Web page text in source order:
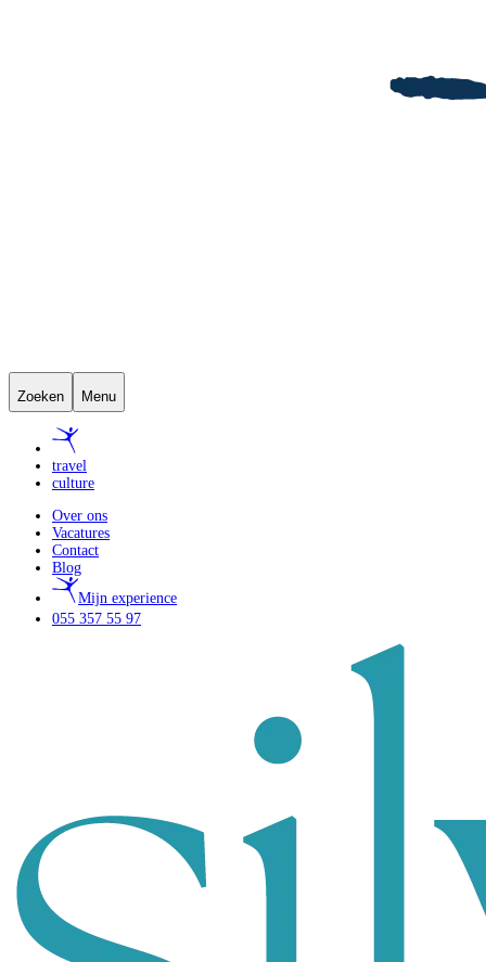
Zoeken Menu
travel
culture
Over ons
Vacatures
Contact
Blog
Mijn experience
055 357 55 97